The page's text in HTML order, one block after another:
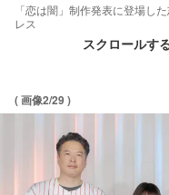
「恋は闇」制作発表に登場し
レス
スクロールす
( 画像2/29 )